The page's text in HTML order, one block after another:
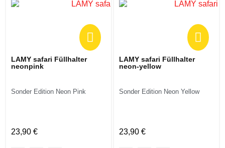
LAMY safari Füllhalter
neonpink
Sonder Edition Neon Pink
23,90 €
LAMY safari Füllhalter
neon-yellow
Sonder Edition Neon Yellow
23,90 €